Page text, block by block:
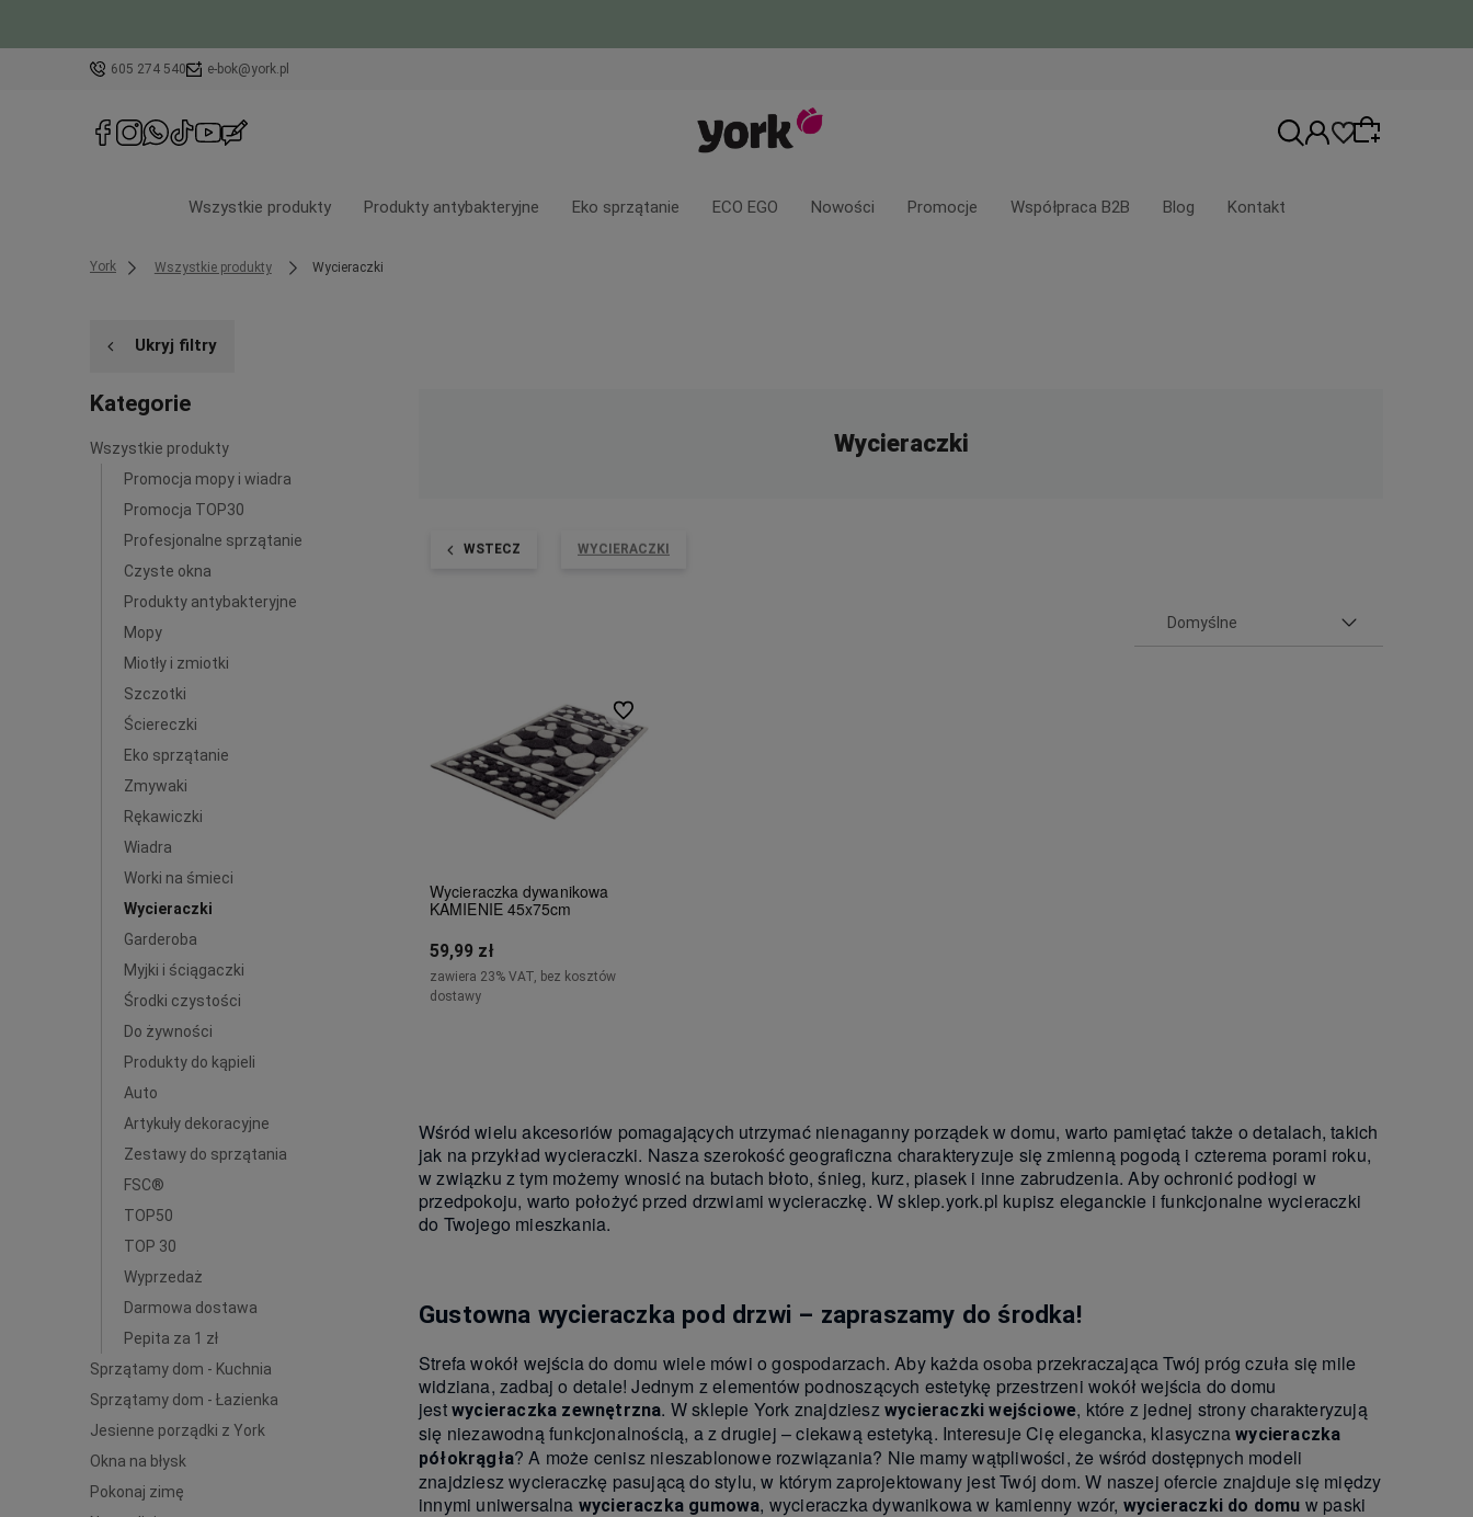
605 274 540 e-bok@york.pl
Wszystkie produkty Produkty antybakteryjne Eko sprzątanie ECO EGO Nowości Promocje Współpraca B2B Blog Kontakt
York Wszystkie produkty Wycieraczki
Ukryj filtry
Kategorie
Wszystkie produkty
Promocja mopy i wiadra
Promocja TOP30
Profesjonalne sprzątanie
Czyste okna
Produkty antybakteryjne
Mopy
Miotły i zmiotki
Szczotki
Ściereczki
Eko sprzątanie
Zmywaki
Rękawiczki
Wiadra
Worki na śmieci
Wycieraczki
Garderoba
Myjki i ściągaczki
Środki czystości
Do żywności
Produkty do kąpieli
Auto
Artykuły dekoracyjne
Zestawy do sprzątania
FSC®
TOP50
TOP 30
Wyprzedaż
Darmowa dostawa
Pepita za 1 zł
Sprzątamy dom - Kuchnia
Sprzątamy dom - Łazienka
Jesienne porządki z York
Okna na błysk
Pokonaj zimę
Wycieraczki
WSTECZ WYCIERACZKI
Wycieraczka dywanikowa
KAMIENIE 45x75cm
59,99 zł
zawiera 23% VAT, bez kosztów
dostawy
Do ulubionych
Wśród wielu akcesoriów pomagających utrzymać nienaganny porządek w domu, warto pamiętać także o detalach, takich
jak na przykład wycieraczki. Nasza szerokość geograficzna charakteryzuje się zmienną pogodą i czterema porami roku,
w związku z tym możemy wnosić na butach błoto, śnieg, kurz, piasek i inne zabrudzenia. Aby ochronić podłogi w
przedpokoju, warto położyć przed drzwiami wycieraczkę. W sklep.york.pl kupisz eleganckie i funkcjonalne wycieraczki
do Twojego mieszkania.
Gustowna wycieraczka pod drzwi – zapraszamy do środka!
Strefa wokół wejścia do domu wiele mówi o gospodarzach. Aby każda osoba przekraczająca Twój próg czuła się mile
widziana, zadbaj o detale! Jednym z elementów podnoszących estetykę przestrzeni wokół wejścia do domu
jest wycieraczka zewnętrzna. W sklepie York znajdzieszwycieraczki wejściowe, które z jednej strony charakteryzują
się niezawodną funkcjonalnością, a z drugiej – ciekawą estetyką. Interesuje Cię elegancka, klasycznawycieraczka
półokrągła? A może cenisz nieszablonowe rozwiązania? Nie mamy wątpliwości, że wśród dostępnych modeli
znajdziesz wycieraczkę pasującą do stylu, w którym zaprojektowany jest Twój dom. W naszej ofercie znajduje się między
innymi uniwersalna wycieraczka gumowa, wycieraczka dywanikowa w kamienny wzór, wycieraczki do domu w paski